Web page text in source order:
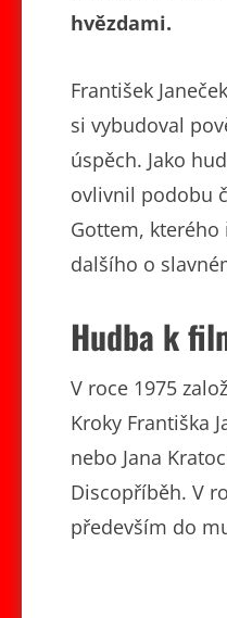
hvězdami.
František
si vybudoval
úspěch. Jako
ovlivnil podobu
Gottem,
dalšího o
Hudba k
V roce 1975
Kroky Františka
nebo Jana
Discopříběh. V
především do